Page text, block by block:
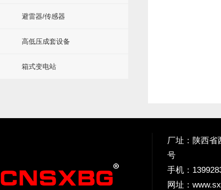
避雷器/传感器
高低压成套设备
箱式变电站
厂址：陕西省
号
手机：
网址：